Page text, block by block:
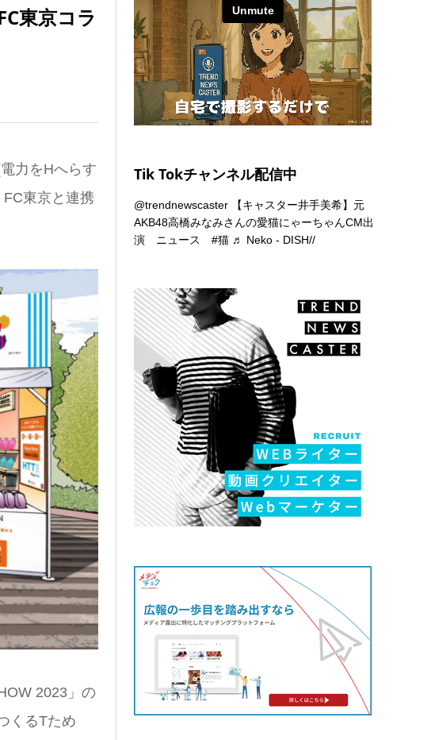
東京コラ
力をHへらす
東京と連携
2023」の
くるTため
Tik Tokチャンネル配信中
@trendnewscaster 【キャスター井手美希】元
AKB48高橋みなみさんの愛猫にゃーちゃんCM出
演 ニュース#猫 ♬ Neko - DISH//